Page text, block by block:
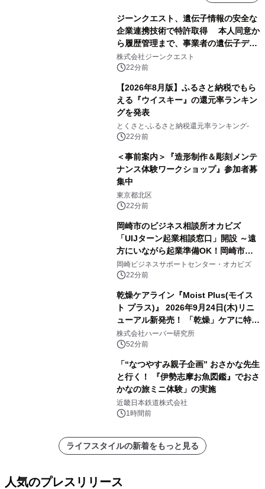
ジーンクエスト、遺伝子情報の安全な
企業連携技術で特許取得 本人同意か
ら履歴管理まで、事業者の遺伝子デー
タ活用を支援
株式会社ジーンクエスト
22分前
【2026年8月版】ふるさと納税でもら
える『ウイスキー』の還元率ランキン
グを発表
とくさと-ふるさと納税還元率ランキング-
22分前
＜事前案内＞『造形制作＆彫刻メンテ
ナンス体験ワークショップ』参加者募
集中
東京都北区
22分前
岡崎市のビジネス相談所オカビズ
「UIJターン起業相談窓口」開設 ～遠
方にいながら起業準備OK！岡崎市を
挑戦者があつまるまちに～
岡崎ビジネスサポートセンター・オカビズ
22分前
乾燥ケアライン『Moist Plus(モイス
ト プラス)』 2026年9月24日(木)リニ
ューアル新発売！ 「乾燥」ケアに特化
し、ライン使いで潤いに満ちた肌へ
株式会社ハーバー研究所
52分前
「“なつやすみ親子企画” おさかな先生
と行く！ 『伊勢志摩お魚図鑑』でおさ
かなの旅ミニ体験」の実施
近畿日本鉄道株式会社
1時間前
ライフスタイルの新着をもっと見る
人気のプレスリリース